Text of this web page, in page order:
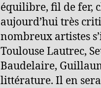
équilibre, fil de fer,
aujourd’hui très
nombreux artistes
Toulouse Lautrec,
Baudelaire,
littérature. Il en